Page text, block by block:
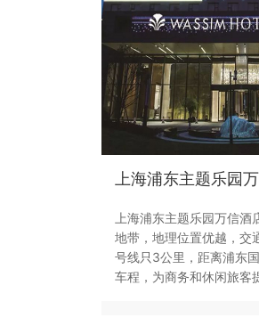
轻典系列智能开关
怡典系列智能开关
智典系列智能开关
睿典系列智能开关
君典系列智能开关
标准带房号门显
非标定制门显
客控系统方案1
客控系统方案2
客控系统方案3
客控系统方案5
智能家居系列
电动窗帘
无线开关插座
特色产品
壁龛式插卡取电
华体会买球-华体会买球(中国)
上海浦东主题乐园
上海浦东主题乐园万信
地带，地理位置优越，交
号线只3公里，距离浦东
车程，为商务和休闲旅客